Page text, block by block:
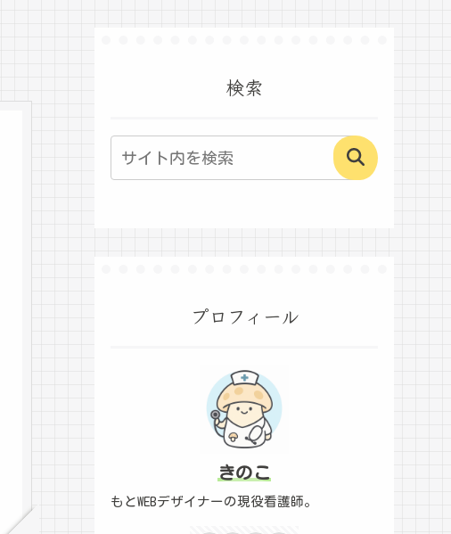
検索
プロフィール
きのこ
もとWEBデザイナーの現役看護師。